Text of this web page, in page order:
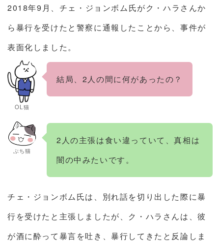
2018年9月、チェ・ジョンボム氏がク・ハラさんか
ら暴行を受けたと警察に通報したことから、事件が
表面化しました。
OL猫
結局、2人の間に何があったの？
ぶち猫
2人の主張は食い違っていて、真相は
闇の中みたいです。
チェ・ジョンボム氏は、別れ話を切り出した際に暴
行を受けたと主張しましたが、ク・ハラさんは、彼
が酒に酔って暴言を吐き、暴行してきたと反論しま